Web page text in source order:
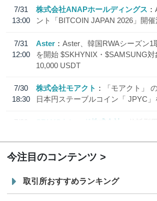
7/31
13:00
株式会社ANAPホールディングス
ント「BITCOIN JAPAN 2026」開催
7/31
12:00
Aster
Aster、韓国RWAシーズン1
を開始 $SKHYNIX・$SAMSUNG
10,000 USDT
7/30
18:30
株式会社モアクト
「モアクト」
日本円ステーブルコイン「 JPYC」
7/29
SBI VCトレード株式会社
信託型
今注目のコンテンツ
取引所おすすめランキング